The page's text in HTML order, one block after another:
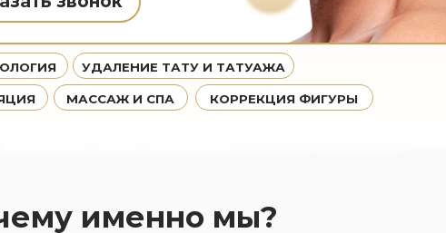
УДАЛЕНИЕ ТАТУ И ТАТУАЖА
оборудование